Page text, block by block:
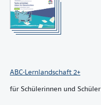
ABC-Lernlandschaft 2+
für Schülerinnen und Schüler